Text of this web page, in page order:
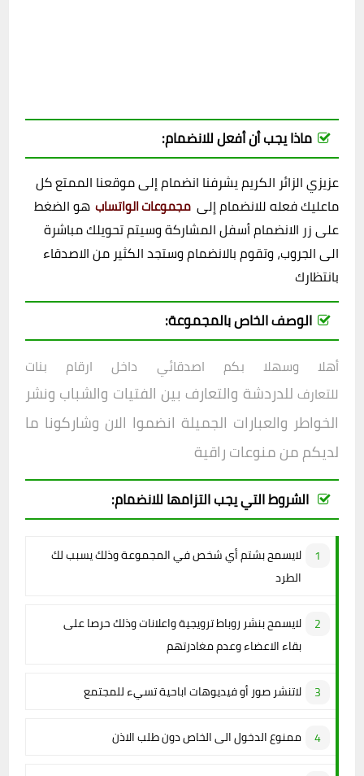
ماذا يجب أن أفعل للانضمام:
عزيزي الزائر الكريم يشرفنا انضمام إلى موقعنا الممتع كل
ماعليك فعله للانضمام إلى مجموعات الواتساب هو الضغط
على زر الانضمام أسفل المشاركة وسيتم تحويلك مباشرة
الى الجروب، وتقوم بالانضمام وستجد الكثير من الاصدقاء
بانتظارك
الوصف الخاص بالمجموعة:
أهلا وسهلا بكم اصدقائي داخل ارقام بنات
للتعارف للدردشة والتعارف بين الفتيات والشباب ونشر
الخواطر والعبارات الجميلة انضموا الان وشاركونا ما
لديكم من منوعات راقية
الشروط التي يجب التزامها للانضمام:
لايسمح بشتم أي شخص في المجموعة وذلك يسبب لك
الطرد
لايسمح بنشر روباط ترويجية واعلانات وذلك حرصا على
بقاء الاعضاء وعدم مغادرتهم
لاتنشر صور أو فيديوهات اباحية تسيء للمجتمع
ممنوع الدخول الى الخاص دون طلب الاذن